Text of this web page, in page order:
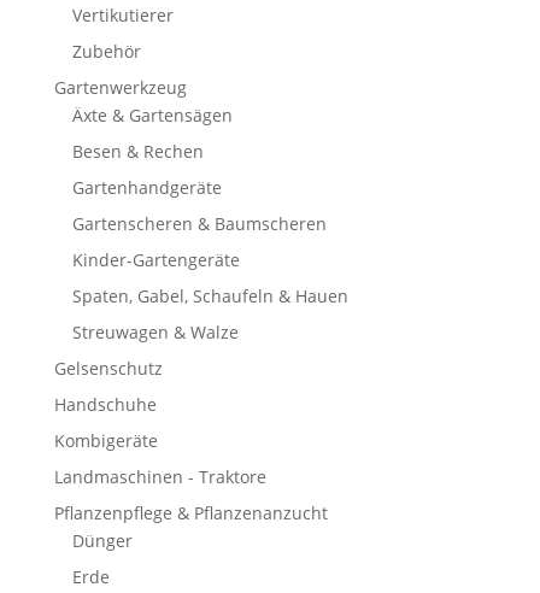
Vertikutierer
Zubehör
Gartenwerkzeug
Äxte & Gartensägen
Besen & Rechen
Gartenhandgeräte
Gartenscheren & Baumscheren
Kinder-Gartengeräte
Spaten, Gabel, Schaufeln & Hauen
Streuwagen & Walze
Gelsenschutz
Handschuhe
Kombigeräte
Landmaschinen - Traktore
Pflanzenpflege & Pflanzenanzucht
Dünger
Erde